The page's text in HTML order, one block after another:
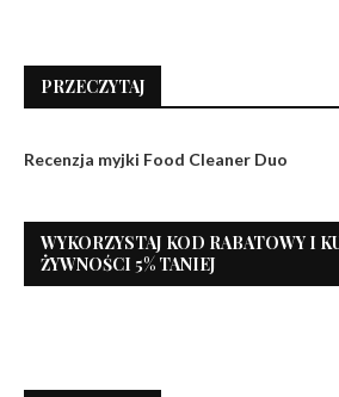
PRZECZYTAJ
Recenzja myjki Food Cleaner Duo
WYKORZYSTAJ KOD RABATOWY I
ŻYWNOŚCI 5% TANIEJ